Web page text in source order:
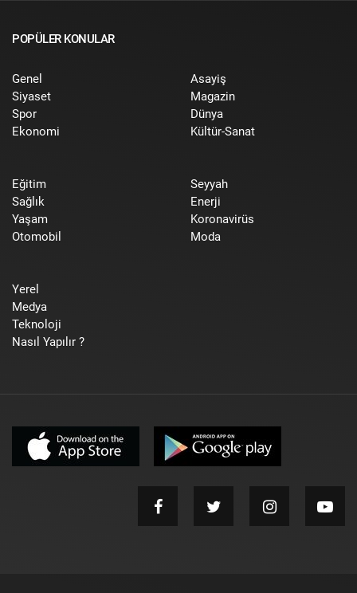
POPÜLER KONULAR
Genel
Siyaset
Spor
Ekonomi
Asayiş
Magazin
Dünya
Kültür-Sanat
Eğitim
Sağlık
Yaşam
Otomobil
Seyyah
Enerji
Koronavirüs
Moda
Yerel
Medya
Teknoloji
Nasıl Yapılır ?